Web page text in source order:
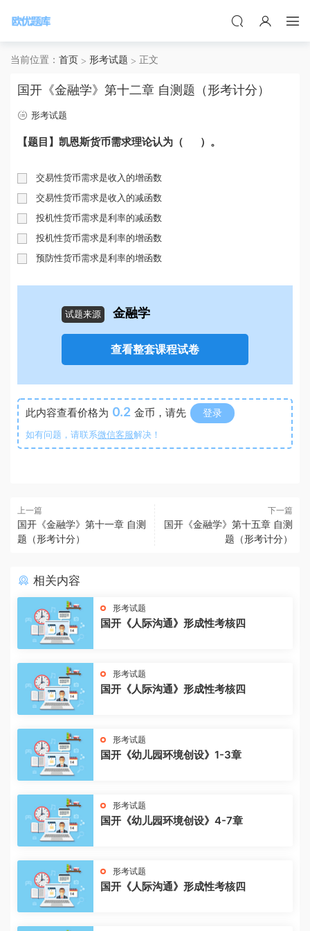
当前位置： 首页 形考试题 正文
国开《金融学》第十二章 自测题（形考计分）
形考试题
【题目】凯恩斯货币需求理论认为（ ）。
交易性货币需求是收入的增函数
交易性货币需求是收入的减函数
投机性货币需求是利率的减函数
投机性货币需求是利率的增函数
预防性货币需求是利率的增函数
试题来源 金融学
查看整套课程试卷
此内容查看价格为 0.2 金币，请先 登录
如有问题，请联系微信客服解决！
上一篇
国开《金融学》第十一章 自测
题（形考计分）
下一篇
国开《金融学》第十五章 自测
题（形考计分）
相关内容
形考试题
国开《人际沟通》形成性考核四
形考试题
国开《人际沟通》形成性考核四
形考试题
国开《幼儿园环境创设》1-3章
形考试题
国开《幼儿园环境创设》4-7章
形考试题
国开《人际沟通》形成性考核四